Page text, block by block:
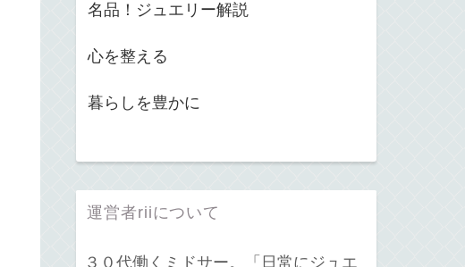
名品！ジュエリー解説
心を整える
暮らしを豊かに
運営者riiについて
３０代働くミドサー。「日常にジュエ